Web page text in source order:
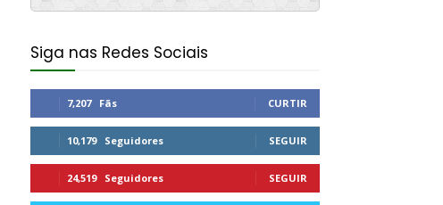
Siga nas Redes Sociais
7,207 Fãs CURTIR
10,179 Seguidores SEGUIR
24,519 Seguidores SEGUIR